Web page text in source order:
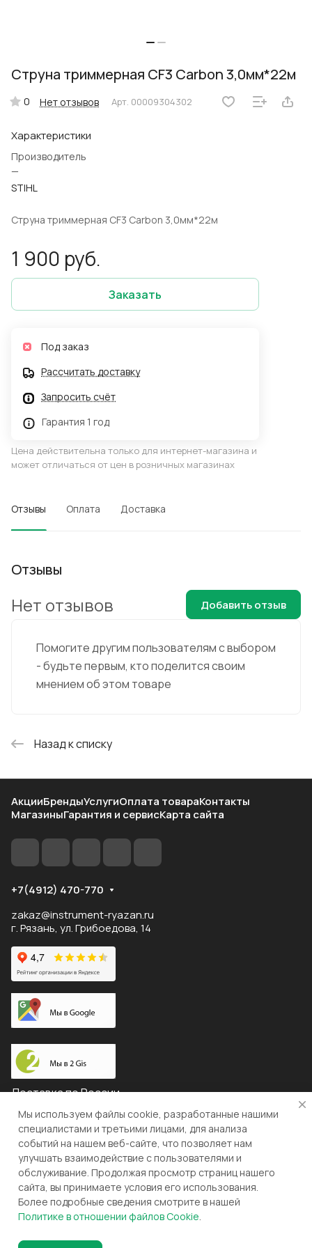
Струна триммерная CF3 Carbon 3,0мм*22м
0 Нет отзывов Арт. 00009304302
Характеристики
Производитель
—
STIHL
Струна триммерная CF3 Carbon 3,0мм*22м
1 900 руб.
Заказать
Под заказ
Рассчитать доставку
Запросить счёт
Гарантия 1 год
Цена действительна только для интернет-магазина и
может отличаться от цен в розничных магазинах
Отзывы Оплата Доставка
Отзывы
Помогите другим пользователям с выбором
- будьте первым, кто поделится своим
мнением об этом товаре
Нет отзывов Добавить отзыв
Назад к списку
АкцииБрендыУслугиОплата товараКонтакты
МагазиныГарантия и сервисКарта сайта
+7(4912) 470-770
zakaz@instrument-ryazan.ru
г. Рязань, ул. Грибоедова, 14
Доставка по России
© 2026 "ЛЕВША"
Конфиденциальность
Оферта
Разработка и поддержка gianit.ru
Мы используем файлы cookie, разработанные нашими
специалистами и третьими лицами, для анализа
событий на нашем веб-сайте, что позволяет нам
улучшать взаимодействие с пользователями и
обслуживание. Продолжая просмотр страниц нашего
сайта, вы принимаете условия его использования.
Более подробные сведения смотрите в нашей
Политике в отношении файлов Cookie.